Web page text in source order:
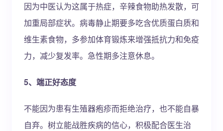
因为中医认为这属于热症，辛辣食物助热发散，可
加重局部症状。病毒静止期要多吃含优质蛋白质和
维生素食物，多参加体育锻炼来增强抵抗力和免疫
力，减少复发率。急性期多注意休息。
5、端正好态度
不能因为患有生殖器疱疹而拒绝治疗，也不能自暴
自弃。树立能战胜疾病的信心，积极配合医生治